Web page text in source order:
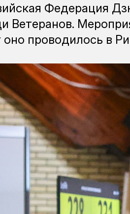
Федерация
Ветеранов.
оно проводилось в